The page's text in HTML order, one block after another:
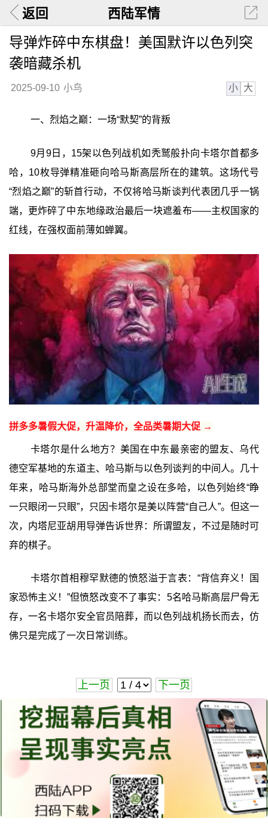
返回 西陆军情
导弹炸碎中东棋盘！美国默许以色列突
袭暗藏杀机
2025-09-10 小鸟 小 大
一、烈焰之巅：一场“默契”的背叛
9月9日，15架以色列战机如秃鹫般扑向卡塔尔首都多
哈，10枚导弹精准砸向哈马斯高层所在的建筑。这场代号
“烈焰之巅”的斩首行动，不仅将哈马斯谈判代表团几乎一锅
端，更炸碎了中东地缘政治最后一块遮羞布——主权国家的
红线，在强权面前薄如蝉翼。
拼多多暑假大促，升温降价，全品类暑期大促 →
卡塔尔是什么地方？美国在中东最亲密的盟友、乌代
德空军基地的东道主、哈马斯与以色列谈判的中间人。几十
年来，哈马斯海外总部堂而皇之设在多哈，以色列始终“睁
一只眼闭一只眼”，只因卡塔尔是美以阵营“自己人”。但这一
次，内塔尼亚胡用导弹告诉世界：所谓盟友，不过是随时可
弃的棋子。
卡塔尔首相穆罕默德的愤怒溢于言表：“背信弃义！国
家恐怖主义！”但愤怒改变不了事实：5名哈马斯高层尸骨无
存，一名卡塔尔安全官员陪葬，而以色列战机扬长而去，仿
佛只是完成了一次日常训练。
上一页 下一页